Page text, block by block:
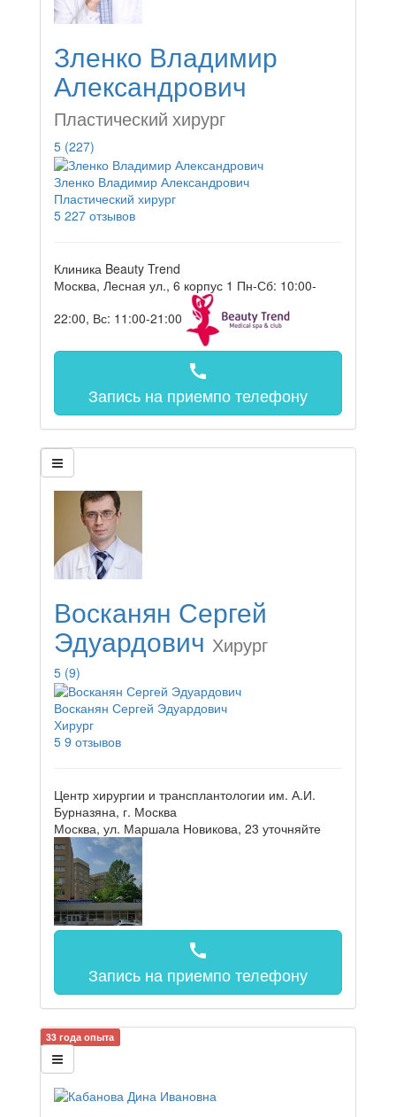
Зленко Владимир
Александрович
Пластический хирург
5 (227)
Зленко Владимир Александрович
Пластический хирург
5 227 отзывов
Клиника Beauty Trend
Москва, Лесная ул., 6 корпус 1 Пн-Сб: 10:00-
22:00, Вс: 11:00-21:00
call
Запись на приемпо телефону
Восканян Сергей
Эдуардович Хирург
5 (9)
Восканян Сергей Эдуардович
Хирург
5 9 отзывов
Центр хирургии и трансплантологии им. А.И.
Бурназяна, г. Москва
Москва, ул. Маршала Новикова, 23 уточняйте
call
Запись на приемпо телефону
33 года опыта